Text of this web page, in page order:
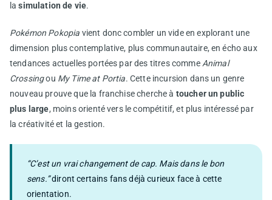
lasimulation de vie.
Pokémon Pokopia vient donc combler un vide en explorant une
dimension plus contemplative, plus communautaire, en écho aux
tendances actuelles portées par des titres commeAnimal
Crossingou My Time at Portia. Cette incursion dans un genre
nouveau prouve que la franchise cherche à toucher un public
plus large, moins orienté vers le compétitif, et plus intéressé par
la créativité et la gestion.
“C’est un vrai changement de cap. Mais dans le bon
sens.”diront certains fans déjà curieux face à cette
orientation.